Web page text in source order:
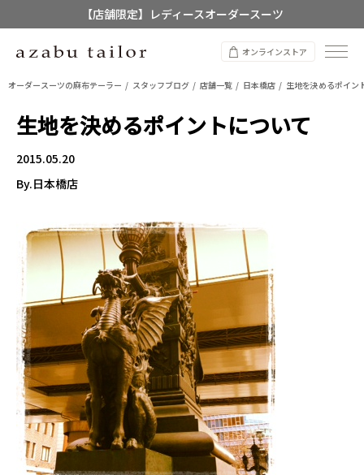
【店舗限定】レディースオーダースーツ
8/12~8/16 夏季休業のお知らせ
オンラインストア
オーダースーツの麻布テーラー スタッフブログ 店舗一覧 日本橋店 生地を決めるポイン
生地を決めるポイントについて
2015.05.20
By.日本橋店